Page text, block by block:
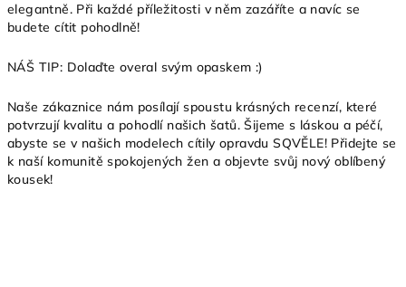
elegantně. Při každé příležitosti v něm zazáříte a navíc se
budete cítit pohodlně!
NÁŠ TIP: Dolaďte overal svým opaskem :)
Naše zákaznice nám posílají spoustu krásných recenzí, které
potvrzují kvalitu a pohodlí našich šatů. Šijeme s láskou a péčí,
abyste se v našich modelech cítily opravdu SQVĚLE! Přidejte se
k naší komunitě spokojených žen a objevte svůj nový oblíbený
kousek!